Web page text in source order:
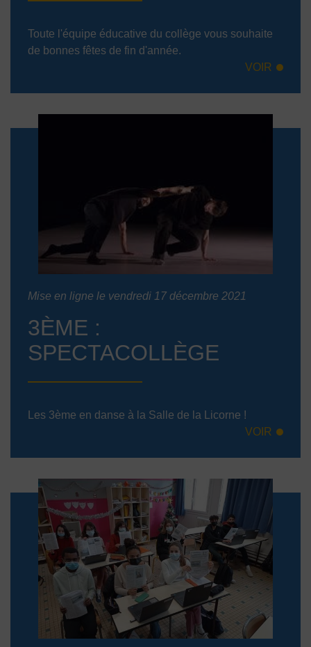
Toute l'équipe éducative du collège vous souhaite
de bonnes fêtes de fin d'année.
VOIR
Mise en ligne le vendredi 17 décembre 2021
3ÈME :
SPECTACOLLÈGE
Les 3ème en danse à la Salle de la Licorne !
VOIR